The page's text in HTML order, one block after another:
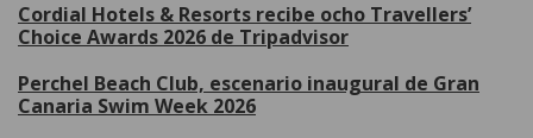
Cordial Hotels & Resorts recibe ocho Travellers’
Choice Awards 2026 de Tripadvisor
Perchel Beach Club, escenario inaugural de Gran
Canaria Swim Week 2026